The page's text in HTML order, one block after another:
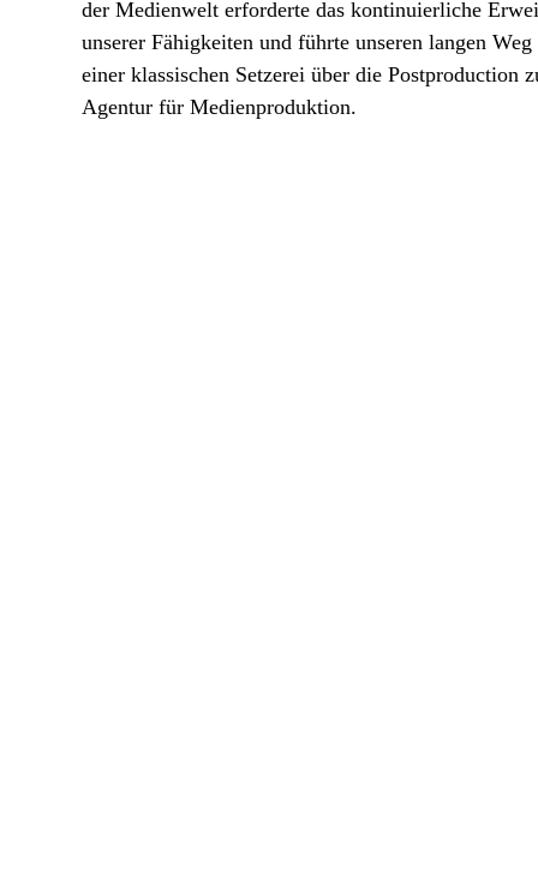
der Medienwelt erforderte das kontinuierliche
unserer Fähigkeiten und führte unseren langen
einer klassischen Setzerei über die Postproduction
Agentur für Medienproduktion.